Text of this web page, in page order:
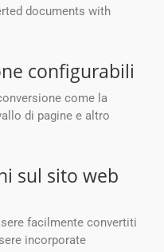
documents with
configurabili
come la
di pagine e altro
sul sito web
facilmente convertiti
incorporate